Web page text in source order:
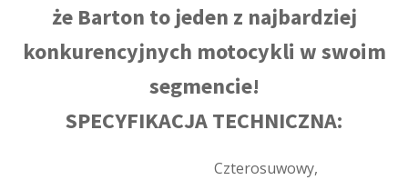
że Barton to jeden z najbardziej
konkurencyjnych motocykli w swoim
segmencie!
SPECYFIKACJA TECHNICZNA:
Czterosuwowy,